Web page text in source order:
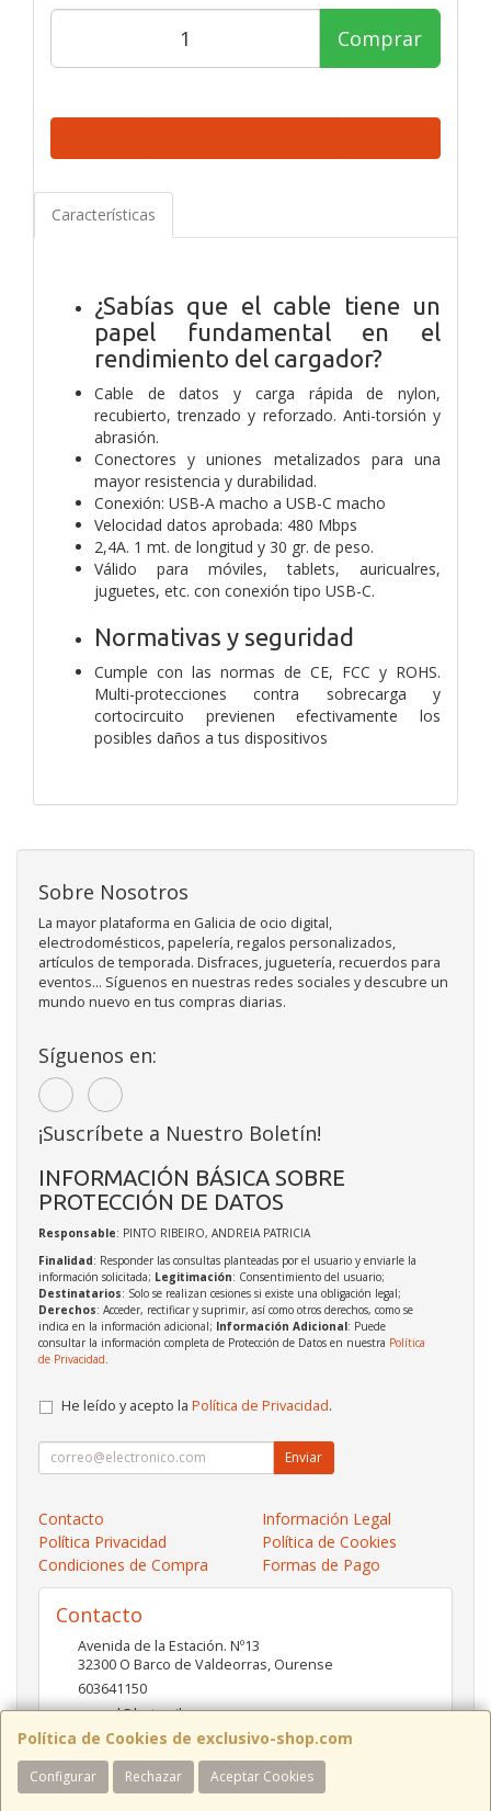
Comprar
Características
¿Sabías que el cable tiene un
papel fundamental en el
rendimiento del cargador?
Cable de datos y carga rápida de nylon,
recubierto, trenzado y reforzado. Anti-torsión y
abrasión.
Conectores y uniones metalizados para una
mayor resistencia y durabilidad.
Conexión: USB-A macho a USB-C macho
Velocidad datos aprobada: 480 Mbps
2,4A. 1 mt. de longitud y 30 gr. de peso.
Válido para móviles, tablets, auricualres,
juguetes, etc. con conexión tipo USB-C.
Normativas y seguridad
Cumple con las normas de CE, FCC y ROHS.
Multi-protecciones contra sobrecarga y
cortocircuito previenen efectivamente los
posibles daños a tus dispositivos
Política de Cookies de exclusivo-shop.com
Configurar Rechazar Aceptar Cookies
Sobre Nosotros
La mayor plataforma en Galicia de ocio digital,
electrodomésticos, papelería, regalos personalizados,
artículos de temporada. Disfraces, juguetería, recuerdos para
eventos... Síguenos en nuestras redes sociales y descubre un
mundo nuevo en tus compras diarias.
Síguenos en:
¡Suscríbete a Nuestro Boletín!
INFORMACIÓN BÁSICA SOBRE
PROTECCIÓN DE DATOS
Responsable: PINTO RIBEIRO, ANDREIA PATRICIA
Finalidad: Responder las consultas planteadas por el usuario y enviarle la
información solicitada; Legitimación: Consentimiento del usuario;
Destinatarios: Solo se realizan cesiones si existe una obligación legal;
Derechos: Acceder, rectificar y suprimir, así como otros derechos, como se
indica en la información adicional; Información Adicional: Puede
consultar la información completa de Protección de Datos en nuestra Política
de Privacidad
He leído y acepto la Política de Privacidad.
Enviar
Contacto
Información Legal
Política Privacidad
Política de Cookies
Condiciones de Compra
Formas de Pago
Contacto
Avenida de la Estación. Nº13
32300 O Barco de Valdeorras, Ourense
603641150
pc-red@hotmail.es
Horario